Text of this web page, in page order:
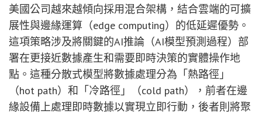
美國公司越來越傾向採用混合架構，結合雲端的可擴
展性與邊緣運算（edge computing）的低延遲優勢。
這項策略涉及將關鍵的AI推論（AI模型預測過程）部
署在更接近數據產生和需要即時決策的實體操作地
點。這種分散式模型將數據處理分為「熱路徑」
（hot path）和「冷路徑」（cold path），前者在邊
緣設備上處理即時數據以實現立即行動，後者則將聚